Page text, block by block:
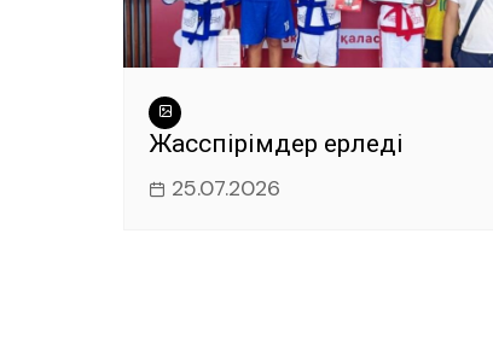
Жасөспірімдер ерледі
25.07.2026